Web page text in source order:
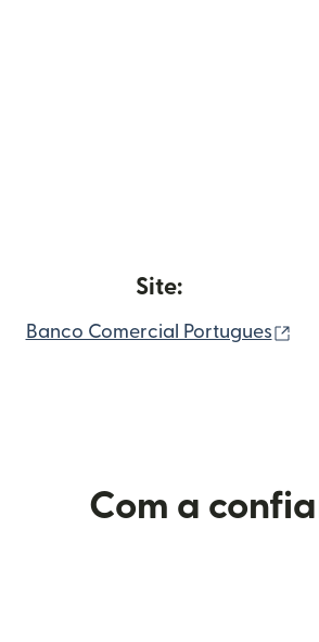
Site:
Banco Comercial Portugues
Com a